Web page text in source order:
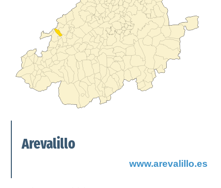
Arevalillo
www.arevalillo.es